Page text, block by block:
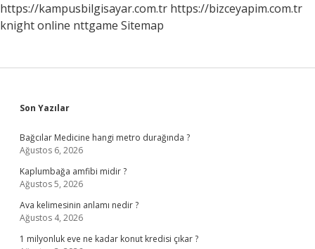
https://kampusbilgisayar.com.tr https://bizceyapim.com.tr
knight online nttgame Sitemap
Sidebar
Son Yazılar
Bağcılar Medicine hangi metro durağında ?
Ağustos 6, 2026
Kaplumbağa amfibi midir ?
Ağustos 5, 2026
Ava kelimesinin anlamı nedir ?
Ağustos 4, 2026
1 milyonluk eve ne kadar konut kredisi çıkar ?